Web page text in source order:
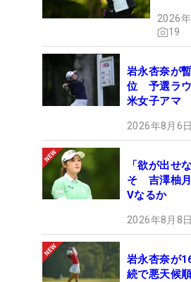
2026
19
岩永杏奈が
位 予選ラウ
米女子アマ
2026年8月6
「欲が出せ
そ 吉澤柚月
Vなるか
2026年8月8
岩永杏奈が
続で悪天候